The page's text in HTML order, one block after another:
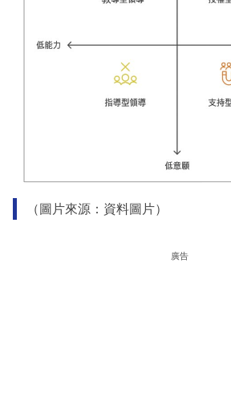
（圖片來源：資料圖片）
廣告